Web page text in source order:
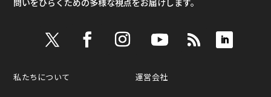
問いをひらくための多様な視点をお届けします。
私たちについて 運営会社